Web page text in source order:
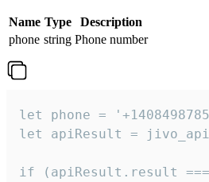
Name Type
Description
phone string Phone number
let phone =
let apiResult =
if (apiResult.result